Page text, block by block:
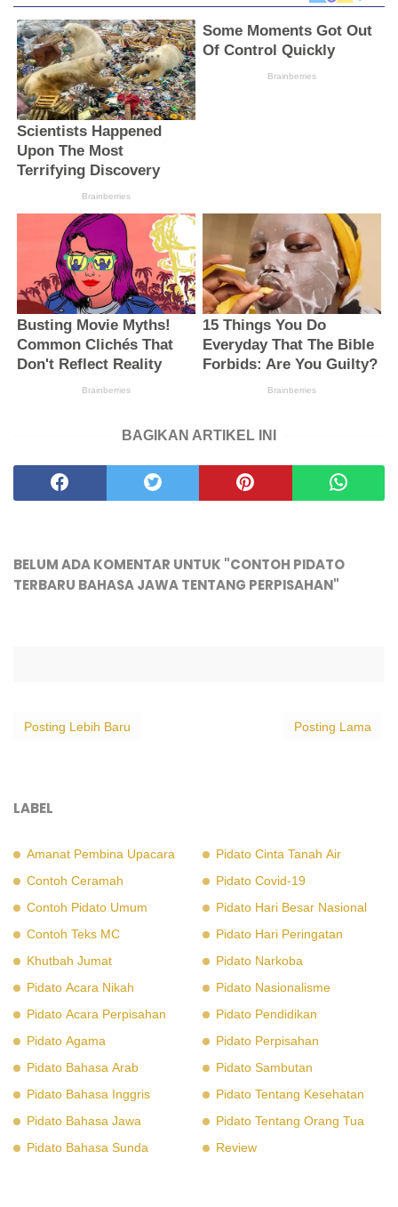
BAGIKAN ARTIKEL INI
BELUM ADA KOMENTAR UNTUK "CONTOH PIDATO
TERBARU BAHASA JAWA TENTANG PERPISAHAN"
Posting Lebih Baru Posting Lama
LABEL
Amanat Pembina Upacara
Contoh Ceramah
Contoh Pidato Umum
Contoh Teks MC
Khutbah Jumat
Pidato Acara Nikah
Pidato Acara Perpisahan
Pidato Agama
Pidato Bahasa Arab
Pidato Bahasa Inggris
Pidato Bahasa Jawa
Pidato Bahasa Sunda
Pidato Cinta Tanah Air
Pidato Covid-19
Pidato Hari Besar Nasional
Pidato Hari Peringatan
Pidato Narkoba
Pidato Nasionalisme
Pidato Pendidikan
Pidato Perpisahan
Pidato Sambutan
Pidato Tentang Kesehatan
Pidato Tentang Orang Tua
Review